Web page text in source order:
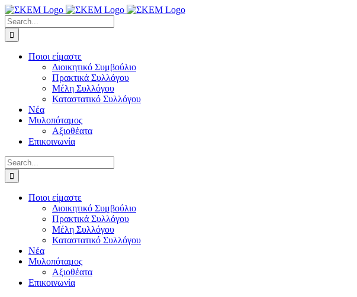
Skip
to
content
Search
for:
Ποιοι είμαστε
Διοικητικό Συμβούλιο
Πρακτικά Συλλόγου
Μέλη Συλλόγου
Καταστατικό Συλλόγου
Νέα
Μυλοπόταμος
Αξιοθέατα
Επικοινωνία
Search
for:
Ποιοι είμαστε
Διοικητικό Συμβούλιο
Πρακτικά Συλλόγου
Μέλη Συλλόγου
Καταστατικό Συλλόγου
Νέα
Μυλοπόταμος
Αξιοθέατα
Επικοινωνία